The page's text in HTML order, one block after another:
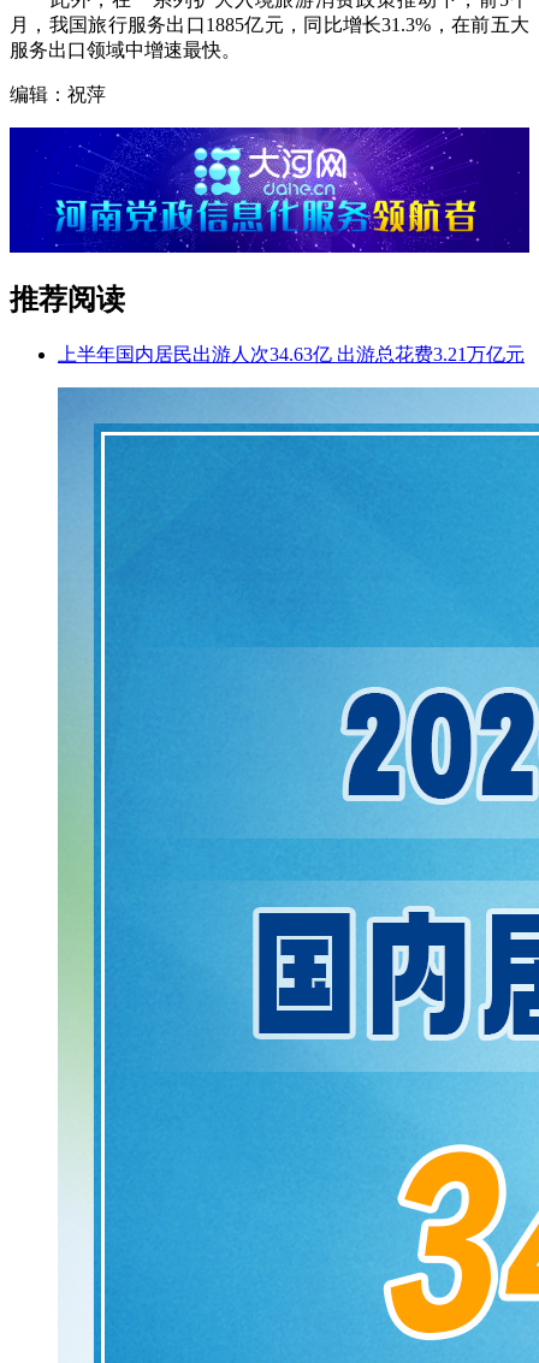
月，我国旅行服务出口1885亿元，同比增长31.3%，在前五大
服务出口领域中增速最快。
编辑：祝萍
推荐阅读
上半年国内居民出游人次34.63亿 出游总花费3.21万亿元